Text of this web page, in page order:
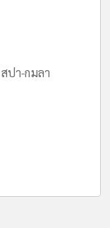
ปา-กมลา